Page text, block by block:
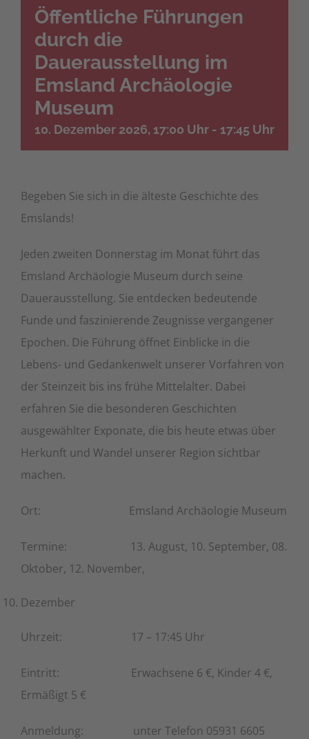
Öffentliche Führungen
durch die
Dauerausstellung im
Emsland Archäologie
Museum
10. Dezember 2026, 17:00 Uhr - 17:45 Uhr
Begeben Sie sich in die älteste Geschichte des
Emslands!
Jeden zweiten Donnerstag im Monat führt das
Emsland Archäologie Museum durch seine
Dauerausstellung. Sie entdecken bedeutende
Funde und faszinierende Zeugnisse vergangener
Epochen. Die Führung öffnet Einblicke in die
Lebens- und Gedankenwelt unserer Vorfahren von
der Steinzeit bis ins frühe Mittelalter. Dabei
erfahren Sie die besonderen Geschichten
ausgewählter Exponate, die bis heute etwas über
Herkunft und Wandel unserer Region sichtbar
machen.
Ort: Emsland Archäologie Museum
Termine: 13. August, 10. September, 08.
Oktober, 12. November,
Dezember
Uhrzeit: 17 – 17:45 Uhr
Eintritt: Erwachsene 6 €, Kinder 4 €,
Ermäßigt 5 €
Anmeldung: unter Telefon 05931 6605